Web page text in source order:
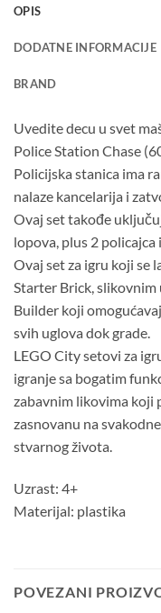
OPIS
DODATNE INFORMACIJE
BRAND
Uvedite decu u svet
Police Station Chase
Policijska stanica ima
nalaze kancelarija i
Ovaj set takođe
lopova, plus 2
Ovaj set za igru koji se
Starter Brick,
Builder koji
svih uglova dok grade.
LEGO City setovi za
igranje sa bogatim
zabavnim likovima
zasnovanu na
stvarnog života.
Uzrast: 4+
Materijal: plastika
POVEZANI